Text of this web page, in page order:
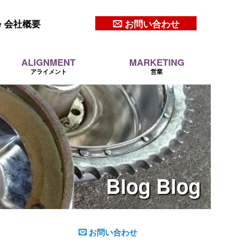
会社概要 お問い合わせ
ALIGNMENT
アライメント
MARKETING
営業
BlogBlog
お問い合わせ